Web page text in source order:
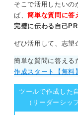
そこで活用したいの
ば、簡単な質問に答
完璧に伝わる自己PR
ぜひ活用して、志望
簡単な質問に答える
作成スタート【無料】
ツールで作成した
（リーダーシッ